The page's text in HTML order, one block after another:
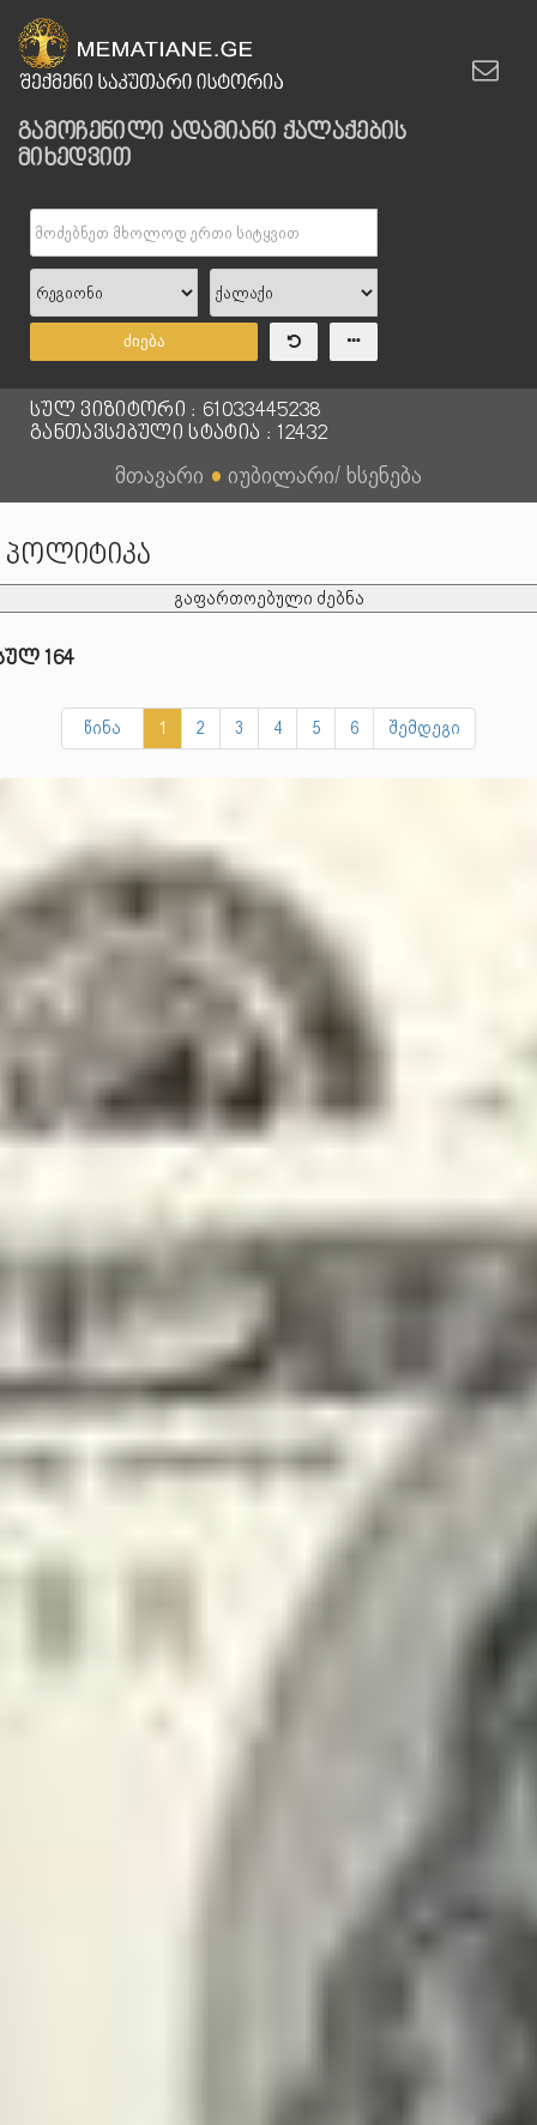
გამოჩენილი ადამიანი ქალაქების
მიხედვით
ძიება
სულ ვიზიტორი : 61033445238
განთავსებული სტატია : 12432
მთავარი ● იუბილარი/ ხსენება
პოლიტიკა
გაფართოებული ძებნა
164
წინა 1 2 3 4 5 6 შემდეგი